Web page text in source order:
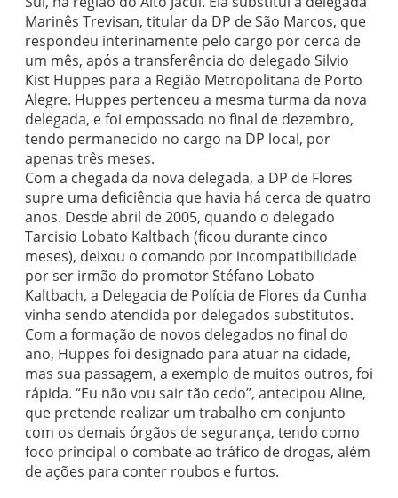
Marinês Trevisan, titular da DP de São Marcos, que
respondeu interinamente pelo cargo por cerca de
um mês, após a transferência do delegado Silvio
Kist Huppes para a Região Metropolitana de Porto
Alegre. Huppes pertenceu a mesma turma da nova
delegada, e foi empossado no final de dezembro,
tendo permanecido no cargo na DP local, por
apenas três meses.
Com a chegada da nova delegada, a DP de Flores
supre uma deficiência que havia há cerca de quatro
anos. Desde abril de 2005, quando o delegado
Tarcisio Lobato Kaltbach (ficou durante cinco
meses), deixou o comando por incompatibilidade
por ser irmão do promotor Stéfano Lobato
Kaltbach, a Delegacia de Polícia de Flores da Cunha
vinha sendo atendida por delegados substitutos.
Com a formação de novos delegados no final do
ano, Huppes foi designado para atuar na cidade,
mas sua passagem, a exemplo de muitos outros, foi
rápida. “Eu não vou sair tão cedo”, antecipou Aline,
que pretende realizar um trabalho em conjunto
com os demais órgãos de segurança, tendo como
foco principal o combate ao tráfico de drogas, além
de ações para conter roubos e furtos.